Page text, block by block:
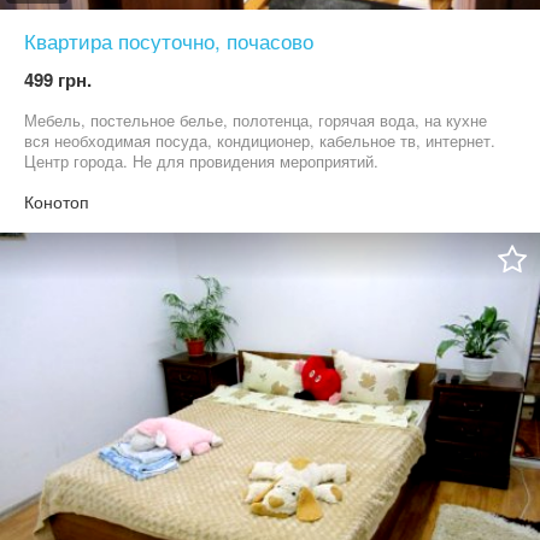
Квартира посуточно, почасово
499 грн.
Мебель, постельное белье, полотенца, горячая вода, на кухне
вся необходимая посуда, кондиционер, кабельное тв, интернет.
Центр города. Не для провидения мероприятий.
Конотоп